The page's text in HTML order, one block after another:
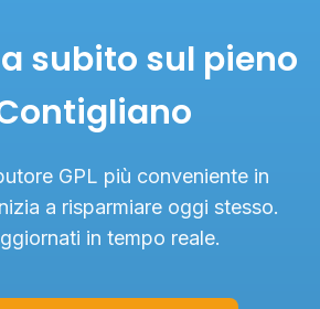
subito sul pieno
GPL più conveniente in
a risparmiare oggi stesso.
in tempo reale.